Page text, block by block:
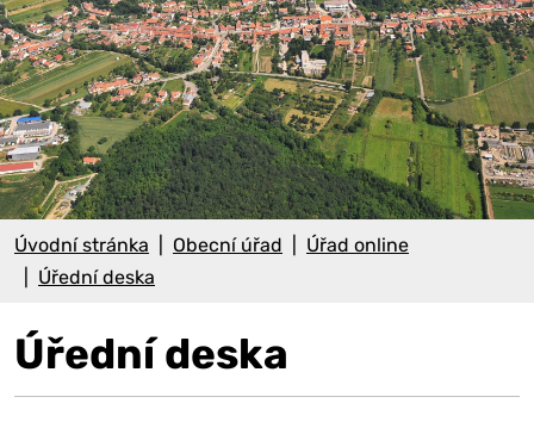
Úvodní stránka Obecní úřad
Úřad online
Úřední deska
Úřední deska